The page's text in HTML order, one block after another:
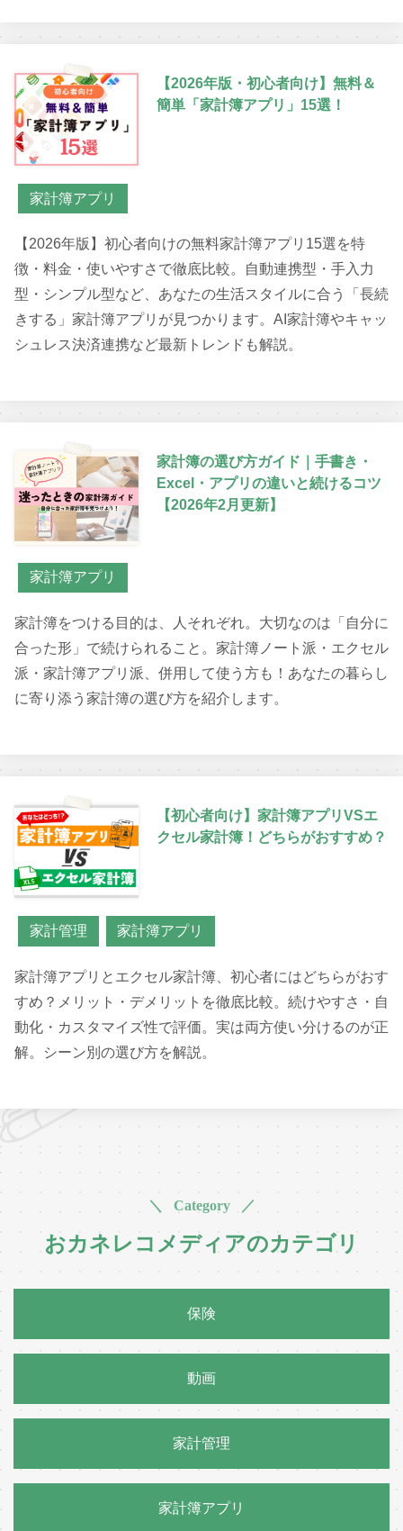
【2026年版・初心者向け】無料＆
簡単「家計簿アプリ」15選！
家計簿アプリ
【2026年版】初心者向けの無料家計簿アプリ15選を特
徴・料金・使いやすさで徹底比較。自動連携型・手入力
型・シンプル型など、あなたの生活スタイルに合う「長続
きする」家計簿アプリが見つかります。AI家計簿やキャッ
シュレス決済連携など最新トレンドも解説。
家計簿の選び方ガイド｜手書き・
Excel・アプリの違いと続けるコツ
【2026年2月更新】
家計簿アプリ
家計簿をつける目的は、人それぞれ。大切なのは「自分に
合った形」で続けられること。家計簿ノート派・エクセル
派・家計簿アプリ派、併用して使う方も！あなたの暮らし
に寄り添う家計簿の選び方を紹介します。
【初心者向け】家計簿アプリVSエ
クセル家計簿！どちらがおすすめ？
家計管理 家計簿アプリ
家計簿アプリとエクセル家計簿、初心者にはどちらがおす
すめ？メリット・デメリットを徹底比較。続けやすさ・自
動化・カスタマイズ性で評価。実は両方使い分けるのが正
解。シーン別の選び方を解説。
＼ Category ／
おカネレコメディアのカテゴリ
保険
動画
家計管理
家計簿アプリ